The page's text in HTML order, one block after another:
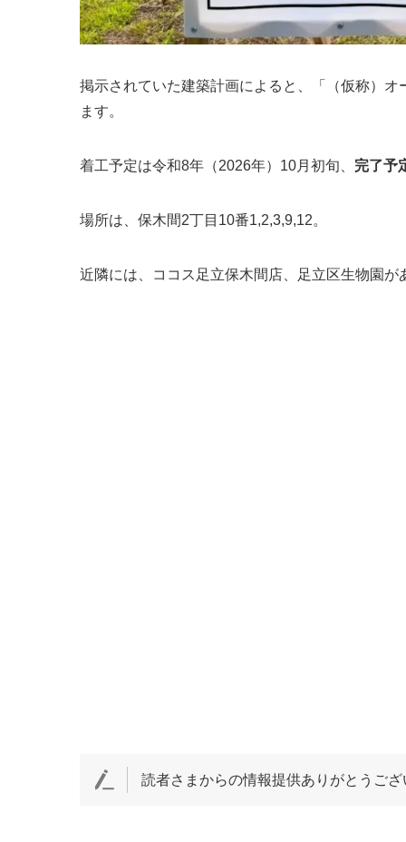
掲示されていた建築計画によると、「（仮称）
ます。
着工予定は令和8年（2026年）10月初旬、 完了予
場所は、保木間2丁目10番1,2,3,9,12。
近隣には、ココス足立保木間店、足立区生物園
読者さまからの情報提供ありがとうご